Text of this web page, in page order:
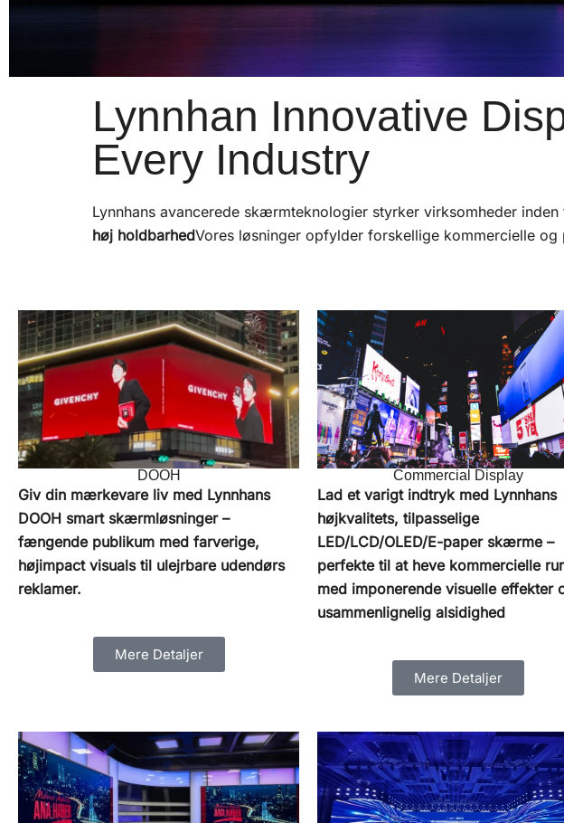
Lynnhan Innovative
Every Industry
Lynnhans avancerede skærmteknologier styrker virksomheder
høj holdbarhedVores løsninger opfylder forskellige kommercielle
DOOH
Giv din mærkevare liv med Lynnhans
DOOH smart skærmløsninger –
fængende publikum med farverige,
højimpact visuals til ulejrbare udendørs
reklamer.
Mere Detaljer
Commercial Display
Lad et varigt indtryk med Lynnhans
højkvalitets, tilpasselige
LED/LCD/OLED/E-paper skærme –
perfekte til at heve kommercielle
med imponerende visuelle effekter
usammenlignelig alsidighed
Mere Detaljer